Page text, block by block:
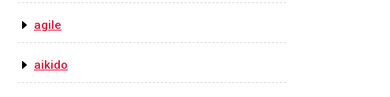
agile
aikido